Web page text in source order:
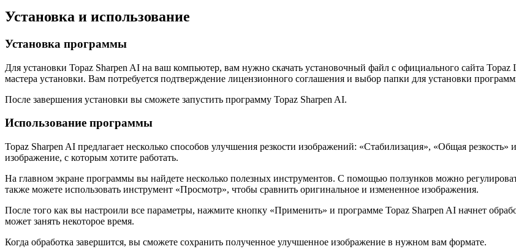
Установка и использование
Установка программы
Для установки Topaz Sharpen AI на ваш компьютер, вам нужно скачать установочный файл с официального сайта
мастера установки. Вам потребуется подтверждение лицензионного соглашения и выбор папки для установки
После завершения установки вы сможете запустить программу Topaz Sharpen AI.
Использование программы
Topaz Sharpen AI предлагает несколько способов улучшения резкости изображений: «Стабилизация», «Общая
изображение, с которым хотите работать.
На главном экране программы вы найдете несколько полезных инструментов. С помощью ползунков можно
также можете использовать инструмент «Просмотр», чтобы сравнить оригинальное и измененное изображения.
После того как вы настроили все параметры, нажмите кнопку «Применить» и программе Topaz Sharpen AI начнет
может занять некоторое время.
Когда обработка завершится, вы сможете сохранить полученное улучшенное изображение в нужном вам формате.